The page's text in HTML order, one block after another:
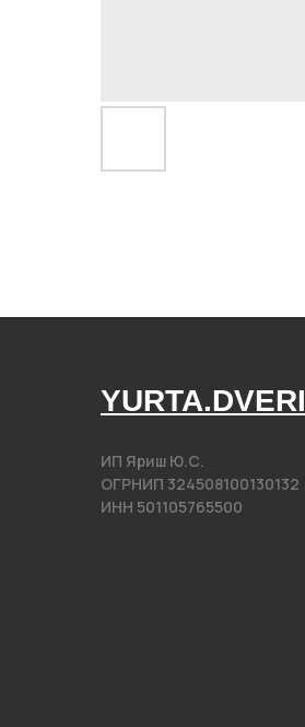
YURTA.DVERI
ИП Яриш Ю.С.
ОГРНИП 324508100130132
ИНН 501105765500